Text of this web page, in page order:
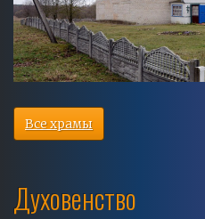
Все храмы
Духовенство